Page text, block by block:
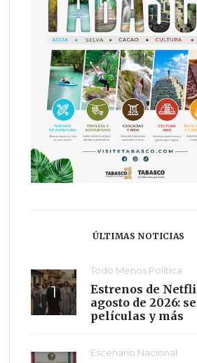
ÚLTIMAS NOTICIAS
Todo Menos Política
Estrenos de
agosto de 2026:
películas y más
Escenario Nacional